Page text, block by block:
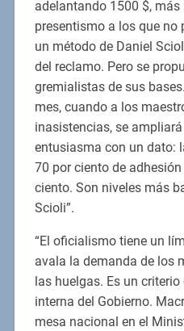
adelantando 1500 $, más
presentismo a los que
un método de Daniel
del reclamo. Pero se
gremialistas de sus
mes, cuando a los
inasistencias, se
entusiasma con un dato:
70 por ciento de
ciento. Son niveles más
Scioli”.
“El oficialismo tiene un
avala la demanda de los
las huelgas. Es un
interna del Gobierno.
mesa nacional en el